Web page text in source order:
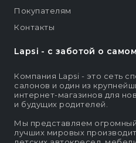
Lapsi - c заботой о
Компания Lapsi - это сеть
салонов и один из
интернет-магазинов для
и будущих родителей.
Мы представляем
лучших мировых
Покупателям
Контакты